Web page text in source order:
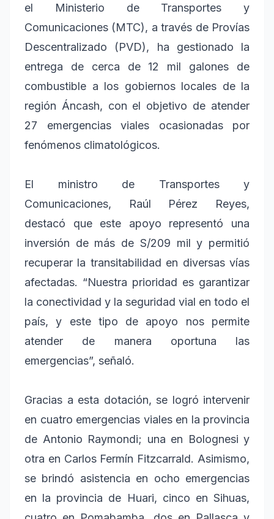
el Ministerio de Transportes y
Comunicaciones (MTC), a través de Provías
Descentralizado (PVD), ha gestionado la
entrega de cerca de 12 mil galones de
combustible a los gobiernos locales de la
región Áncash, con el objetivo de atender
27 emergencias viales ocasionadas por
fenómenos climatológicos.
El ministro de Transportes y
Comunicaciones, Raúl Pérez Reyes,
destacó que este apoyo representó una
inversión de más de S/209 mil y permitió
recuperar la transitabilidad en diversas vías
afectadas. “Nuestra prioridad es garantizar
la conectividad y la seguridad vial en todo el
país, y este tipo de apoyo nos permite
atender de manera oportuna las
emergencias”, señaló.
Gracias a esta dotación, se logró intervenir
en cuatro emergencias viales en la provincia
de Antonio Raymondi; una en Bolognesi y
otra en Carlos Fermín Fitzcarrald. Asimismo,
se brindó asistencia en ocho emergencias
en la provincia de Huari, cinco en Sihuas,